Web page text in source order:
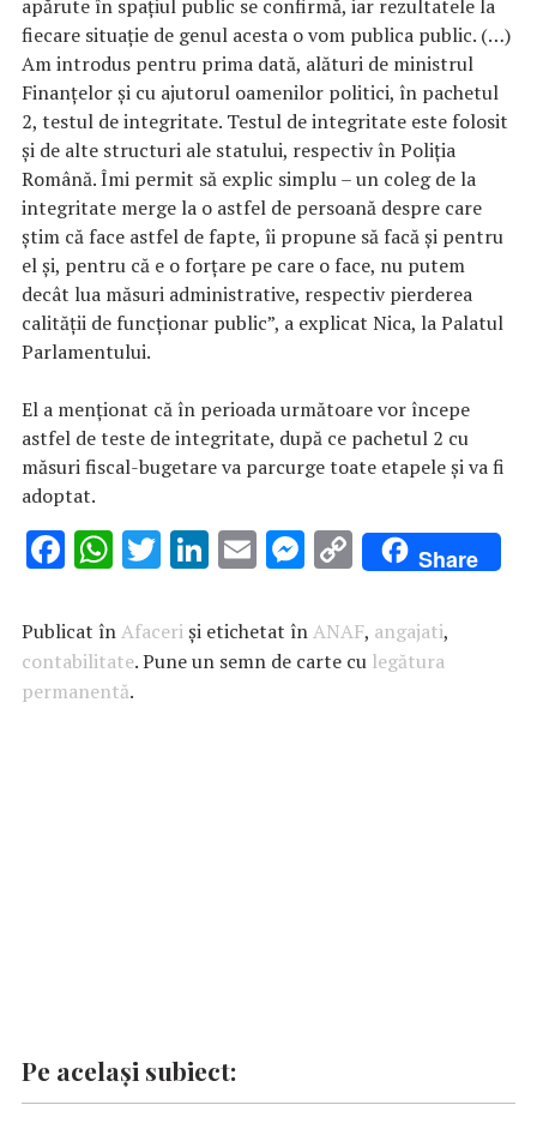
fiecare situaţie de genul acesta o vom publica public. (…)
Am introdus pentru prima dată, alături de ministrul
Finanţelor şi cu ajutorul oamenilor politici, în pachetul
2, testul de integritate. Testul de integritate este folosit
şi de alte structuri ale statului, respectiv în Poliţia
Română. Îmi permit să explic simplu – un coleg de la
integritate merge la o astfel de persoană despre care
ştim că face astfel de fapte, îi propune să facă şi pentru
el şi, pentru că e o forţare pe care o face, nu putem
decât lua măsuri administrative, respectiv pierderea
calităţii de funcţionar public”, a explicat Nica, la Palatul
Parlamentului.
El a menţionat că în perioada următoare vor începe
astfel de teste de integritate, după ce pachetul 2 cu
măsuri fiscal-bugetare va parcurge toate etapele şi va fi
adoptat.
F
e
b
o
W
at
s
A
T
it
te
Li
k
e
E
ai
l
M
se
n
C
o
p
y
Share
Publicat înAfaceriși etichetat înANAF, angajati,
contabilitate. Pune un semn de carte cu legătura
permanentă.
Pe același subiect: